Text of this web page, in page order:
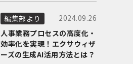
編集部より
2024.09.26
人事業務プロセスの高度化・
効率化を実現！エクサウィザ
ーズの生成AI活用方法とは？